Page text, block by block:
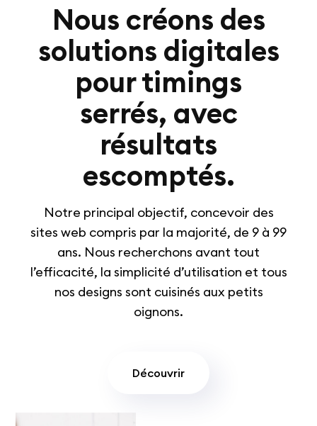
Nous créons des
solutions digitales
pour timings
serrés, avec
résultats
escomptés.
Notre principal objectif, concevoir des
sites web compris par la majorité, de 9 à 99
ans. Nous recherchons avant tout
l’efficacité, la simplicité d’utilisation et tous
nos designs sont cuisinés aux petits
oignons.
Découvrir